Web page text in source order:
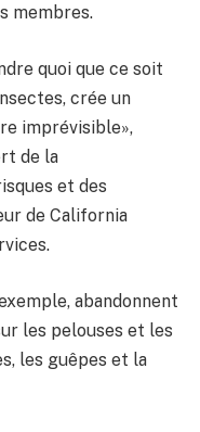
membres.
quoi que ce soit
crée un
imprévisible»,
de la
et des
de California
abandonnent
les pelouses et les
les guêpes et la